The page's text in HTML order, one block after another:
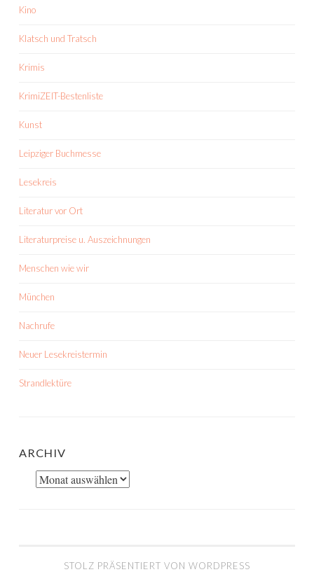
Kino
Klatsch und Tratsch
Krimis
KrimiZEIT-Bestenliste
Kunst
Leipziger Buchmesse
Lesekreis
Literatur vor Ort
Literaturpreise u. Auszeichnungen
Menschen wie wir
München
Nachrufe
Neuer Lesekreistermin
Strandlektüre
ARCHIV
Archiv
STOLZ PRÄSENTIERT VON WORDPRESS